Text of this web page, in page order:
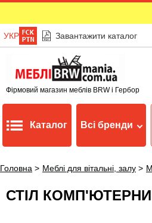
УКР Завантажити каталог
Фірмовий магазин меблів BRW і Гербор
Каталог Всі бренди
Головна > Меблі для вітальні, залу >
СТІЛ